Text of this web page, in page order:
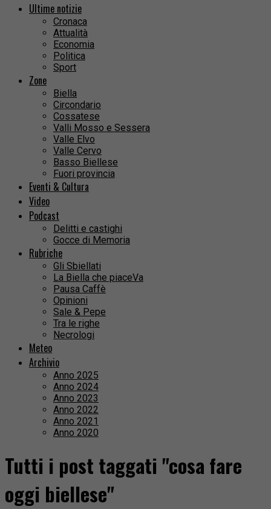
Ultime notizie
Cronaca
Attualità
Economia
Politica
Sport
Zone
Biella
Circondario
Cossatese
Valli Mosso e Sessera
Valle Elvo
Valle Cervo
Basso Biellese
Fuori provincia
Eventi & Cultura
Video
Podcast
Delitti e castighi
Gocce di Memoria
Rubriche
Gli Sbiellati
La Biella che piaceVa
Pausa Caffè
Opinioni
Sale & Pepe
Tra le righe
Necrologi
Meteo
Archivio
Anno 2025
Anno 2024
Anno 2023
Anno 2022
Anno 2021
Anno 2020
Tutti i post taggati "cosa fare
oggi biellese"